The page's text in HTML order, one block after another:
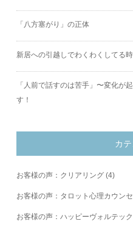
「八方塞がり」の正体
新居への引越しでわくわくしてる
「人前で話すのは苦手」〜変化が
す！
カ
お客様の声：クリアリング (4)
お客様の声：タロット心理カウン
お客様の声：ハッピーヴォルテッ